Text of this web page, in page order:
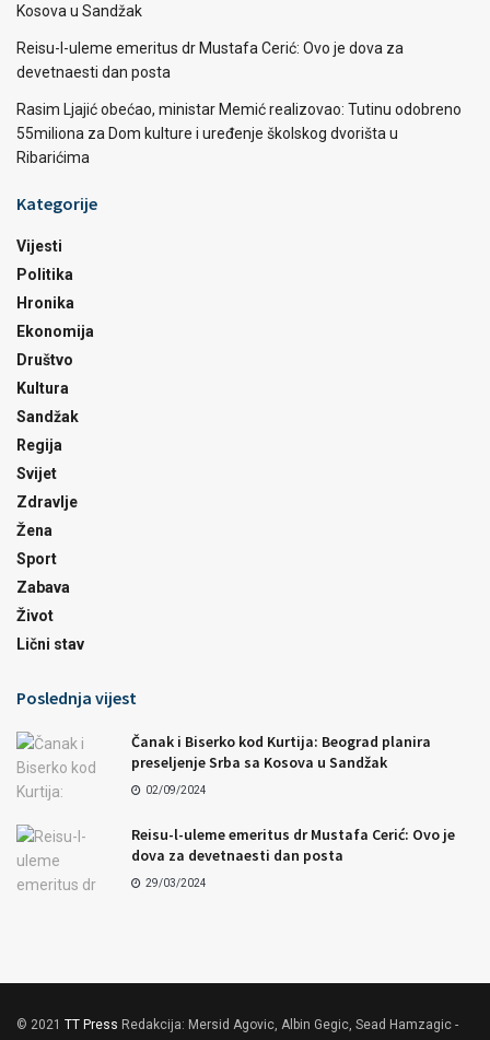
Kosova u Sandžak
Reisu-l-uleme emeritus dr Mustafa Cerić: Ovo je dova za
devetnaesti dan posta
Rasim Ljajić obećao, ministar Memić realizovao: Tutinu odobreno
55miliona za Dom kulture i uređenje školskog dvorišta u
Ribarićima
Kategorije
Vijesti
Politika
Hronika
Ekonomija
Društvo
Kultura
Sandžak
Regija
Svijet
Zdravlje
Žena
Sport
Zabava
Život
Lični stav
Poslednja vijest
Čanak i Biserko kod Kurtija: Beograd planira
preseljenje Srba sa Kosova u Sandžak
02/09/2024
Reisu-l-uleme emeritus dr Mustafa Cerić: Ovo je
dova za devetnaesti dan posta
29/03/2024
© 2021 TT Press Redakcija: Mersid Agovic, Albin Gegic, Sead Hamzagic -